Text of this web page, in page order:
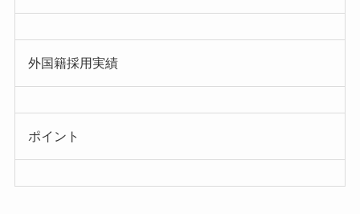
外国籍採用実績
ポイント